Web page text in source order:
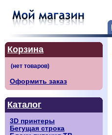
Корзина
Оформить заказ
Каталог
3D принтеры
Бегущая строка